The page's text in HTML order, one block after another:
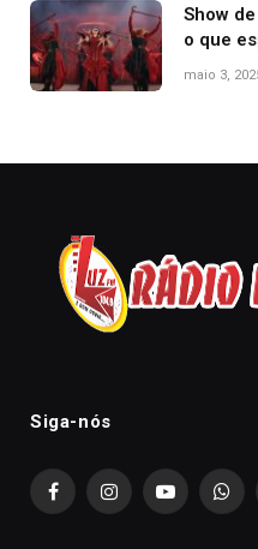
Show
o que
onde
maio 3,
Siga-nós
FacebookInstagramYouTube